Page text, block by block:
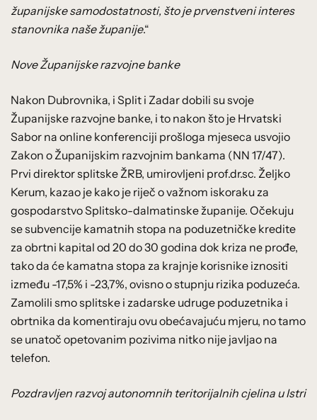
županijske samodostatnosti, što je prvenstveni interes
stanovnika naše županije.“
Nove Županijske razvojne banke
Nakon Dubrovnika, i Split i Zadar dobili su svoje
Županijske razvojne banke, i to nakon što je Hrvatski
Sabor na online konferenciji prošloga mjeseca usvojio
Zakon o Županijskim razvojnim bankama (NN 17/47).
Prvi direktor splitske ŽRB, umirovljeni prof.dr.sc. Željko
Kerum, kazao je kako je riječ o važnom iskoraku za
gospodarstvo Splitsko-dalmatinske županije. Očekuju
se subvencije kamatnih stopa na poduzetničke kredite
za obrtni kapital od 20 do 30 godina dok kriza ne prođe,
tako da će kamatna stopa za krajnje korisnike iznositi
između -17,5% i -23,7%, ovisno o stupnju rizika poduzeća.
Zamolili smo splitske i zadarske udruge poduzetnika i
obrtnika da komentiraju ovu obećavajuću mjeru, no tamo
se unatoč opetovanim pozivima nitko nije javljao na
telefon.
Pozdravljen razvoj autonomnih teritorijalnih cjelina u Istri